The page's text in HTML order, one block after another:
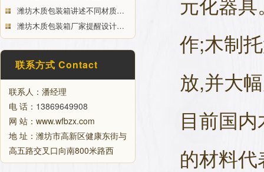
潍坊木质包装箱讲述不同材质…
潍坊木质包装箱厂家提醒设计…
联系方式 Contact
联系人：潘经理
电 话： 13869649908
网 站：www.wfbzx.com
地 址：潍坊市高新区健康东街与
高五路交叉口向南800米路西
作;木制
放,并大
目前国
的材料